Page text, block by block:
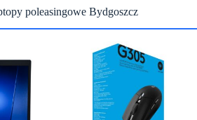
poleasingowe Bydgoszcz